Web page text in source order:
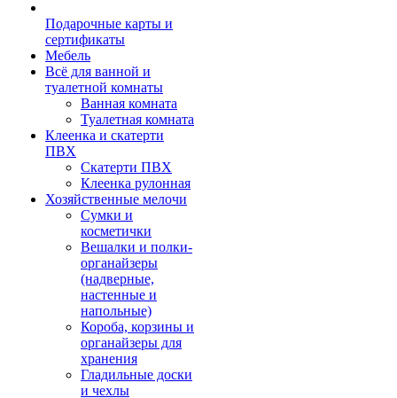
Подарочные карты и
сертификаты
Мебель
Всё для ванной и
туалетной комнаты
Ванная комната
Туалетная комната
Клеенка и скатерти
ПВХ
Скатерти ПВХ
Клеенка рулонная
Хозяйственные мелочи
Сумки и
косметички
Вешалки и полки-
органайзеры
(надверные,
настенные и
напольные)
Короба, корзины и
органайзеры для
хранения
Гладильные доски
и чехлы